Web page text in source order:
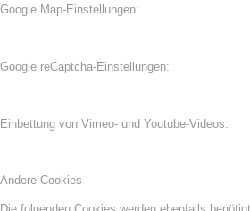
Google Map-Einstellungen:
Google reCaptcha-Einstellungen:
Einbettung von Vimeo- und Youtube-Videos:
Andere Cookies